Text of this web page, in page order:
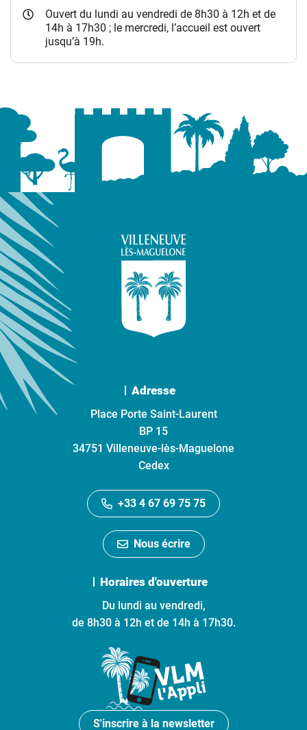
Ouvert du lundi au vendredi de 8h30 à 12h et de
14h à 17h30 ; le mercredi, l’accueil est ouvert
jusqu’à 19h.
Adresse
Place Porte Saint-Laurent
BP 15
34751 Villeneuve-lès-Maguelone
Cedex
+33 4 67 69 75 75
Nous écrire
Horaires d'ouverture
Du lundi au vendredi,
de 8h30 à 12h et de 14h à 17h30.
S'inscrire à la newsletter